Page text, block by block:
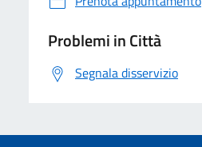
Problemi in Città
Segnala disservizio